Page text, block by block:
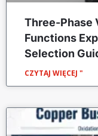
Three-Phase
Functions
Selection
CZYTAJ WIĘCEJ "